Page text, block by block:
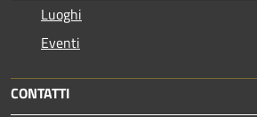
Luoghi
Eventi
CONTATTI